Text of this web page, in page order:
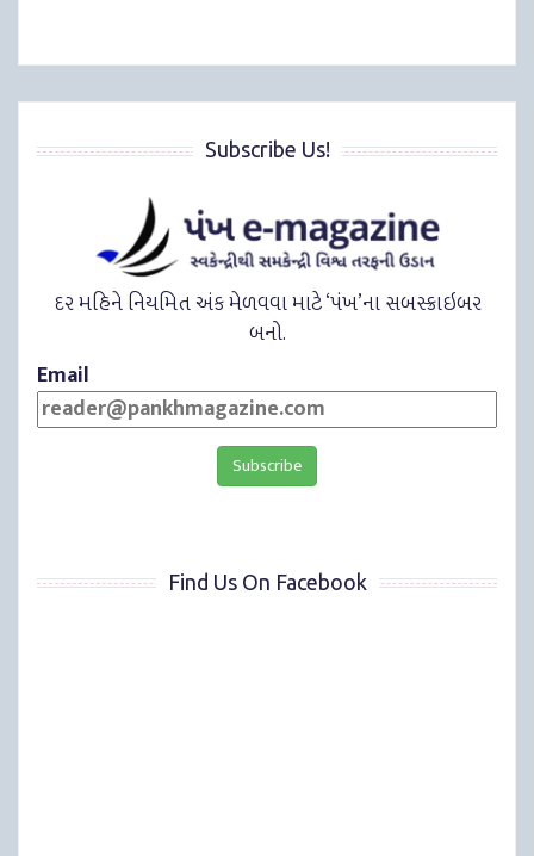
Subscribe Us!
દર મહિને નિયમિત અંક મેળવવા માટે ‘પંખ’ના સબસ્ક્રાઇબર
બનો.
Email
Find Us On Facebook